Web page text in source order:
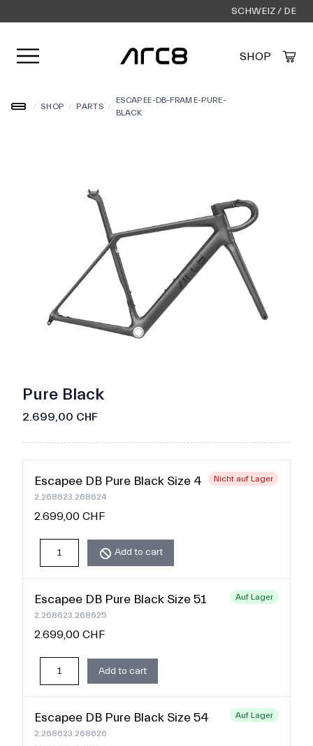
SCHWEIZ / DE
Menü öffnen SHOP
/ SHOP / PARTS /
ESCAPEE-DB-FRAME-PURE-
BLACK
Pure Black
2.699,00 CHF
Escapee DB Pure Black Size 48
2.268623.268624
Nicht auf Lager
2.699,00 CHF
Add to cart
Escapee DB Pure Black Size 51
2.268623.268625
Auf Lager
2.699,00 CHF
Add to cart
Escapee DB Pure Black Size 54
2.268623.268626
Auf Lager